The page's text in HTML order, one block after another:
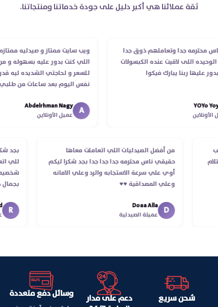
ثقة عملائنا هي أكبر دليل على جودة خدماتنا ومنتجاتنا.
جدا وتعاملهم ذوق جدا
اللى لاقيت عنده الكبسولات
ربنا يبارك فيكوا
ويب سايت ممتاز و صيدليه ممتازه
اللي كنت بدور عليه بسهوله و من
للسعر و لحاجتي الشديده ليه قدر
نفس اليوم بعد ساعات من طلبي و
انتهاء موعد عمله ..فضل يتابع معايا
استلمت ..شكرا جزيلا ليكم
Abdelrhman Nagy
عميل الأونلاين
من أفضل الصيدليات اللي اتعاملت معاها
حقيقي ناس محترمه جدا جدا جدا بجد شكرا ليكم
أوي علي سرعة الاستجابه والرد وعلي الامانه
وعلي المصداقية ♥️♥️‏
D
Doaa Alla
عميلة الصيدلية
شحن سريع
دعم على مدار
وسائل دفع متعددة